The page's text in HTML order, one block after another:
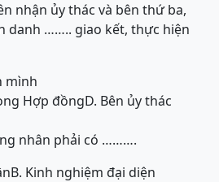
nhận ủy thác và bên thứ ba,
danh …….. giao kết, thực hiện
mình
Hợp đồngD. Bên ủy thác
nhân phải có ……….
B. Kinh nghiệm đại diện